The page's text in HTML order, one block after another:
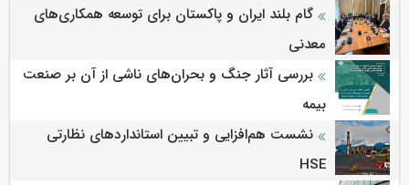
گام بلند ایران و پاکستان برای توسعه همکاری‌های
معدنی
بررسی آثار جنگ و بحران‌های ناشی از آن بر صنعت
بیمه
نشست هم‌افزایی و تبیین استانداردهای نظارتی
HSE